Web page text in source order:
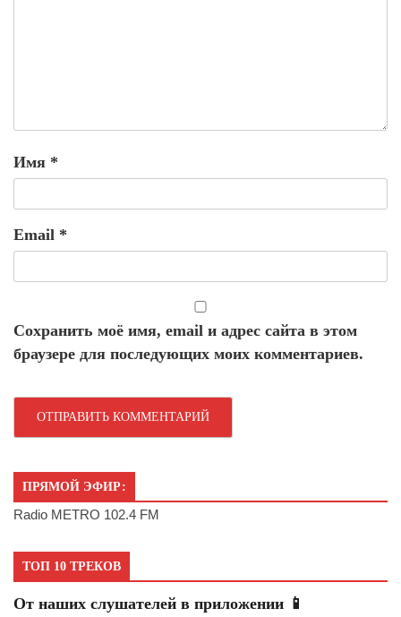
Имя *
Email *
Сохранить моё имя, email и адрес сайта в этом
браузере для последующих моих комментариев.
ПРЯМОЙ ЭФИР:
Radio METRO 102.4 FM
ТОП 10 ТРЕКОВ
От наших слушателей в приложении 📱